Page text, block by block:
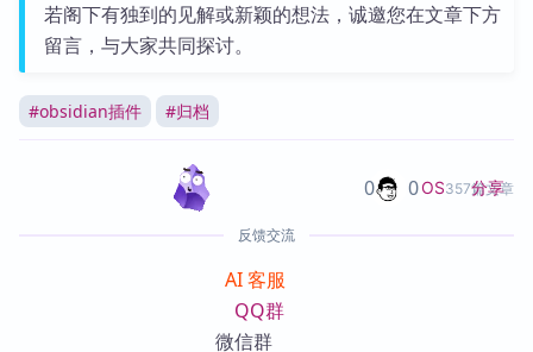
若阁下有独到的见解或新颖的想法，诚邀您在文章下方
留言，与大家共同探讨。
#obsidian插件 #归档
OS357篇文章
0 0 分享
反馈交流
AI 客服
QQ群
微信群